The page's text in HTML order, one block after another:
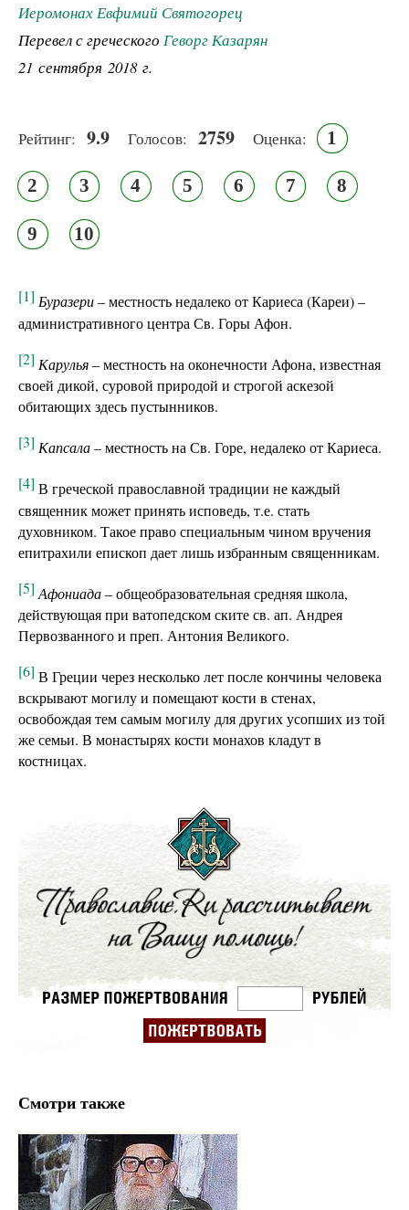
Иеромонах Евфимий Святогорец
Перевел с греческого Геворг Казарян
21 сентября 2018 г.
Рейтинг: 9.9 Голосов: 2759 Оценка: 1
2 3 4 5 6 7 8
9 10
[1] Буразери– местность недалеко от Кариеса (Кареи) –
административного центра Св. Горы Афон.
[2] Карулья– местность на оконечности Афона, известная
своей дикой, суровой природой и строгой аскезой
обитающих здесь пустынников.
[3] Капсала– местность на Св. Горе, недалеко от Кариеса.
[4] В греческой православной традиции не каждый
священник может принять исповедь, т.е. стать
духовником. Такое право специальным чином вручения
епитрахили епископ дает лишь избранным священникам.
[5] Афониада– общеобразовательная средняя школа,
действующая при ватопедском ските св. ап. Андрея
Первозванного и преп. Антония Великого.
[6] В Греции через несколько лет после кончины человека
вскрывают могилу и помещают кости в стенах,
освобождая тем самым могилу для других усопших из той
же семьи. В монастырях кости монахов кладут в
костницах.
Смотри также